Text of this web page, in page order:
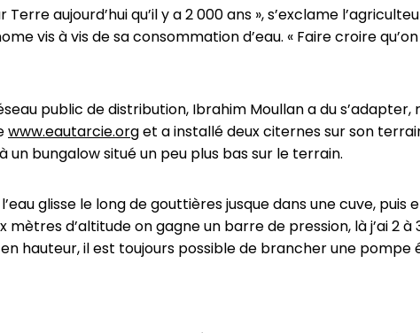
aujourd’hui qu’il y a 2 000 ans », s’exclame
vis à vis de sa consommation d’eau. « Faire croire
public de distribution, Ibrahim Moullan a du
www.eautarcie.orget a installé deux citernes sur son
un bungalow situé un peu plus bas sur le terrain.
glisse le long de gouttières jusque dans une cuve, puis
mètres d’altitude on gagne un barre de pression, là j’ai 2
hauteur, il est toujours possible de brancher une pompe